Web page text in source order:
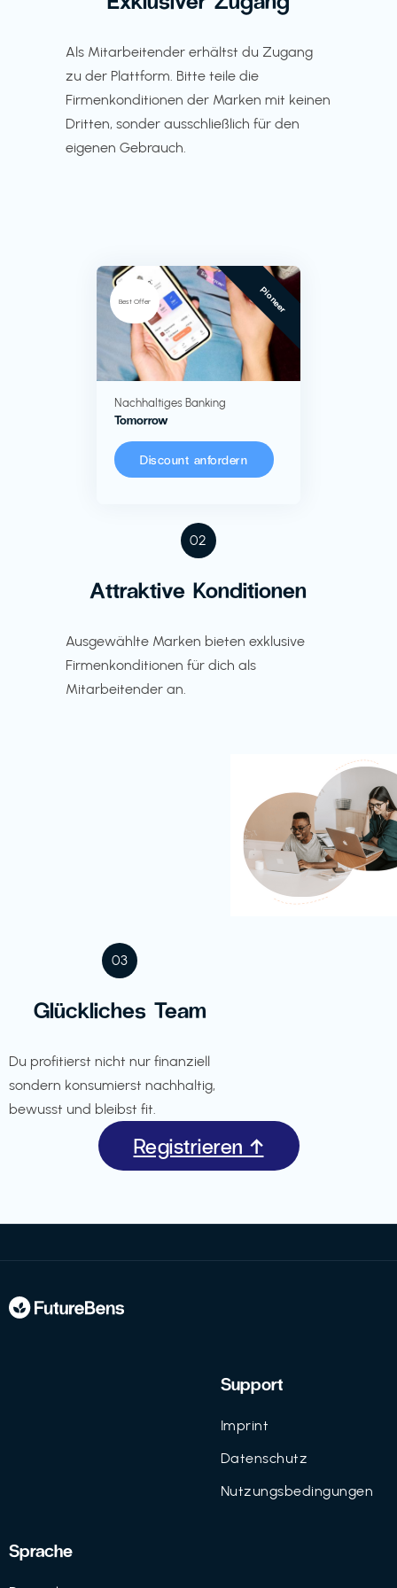
Als Mitarbeitender erhältst du Zugang
zu der Plattform. Bitte teile die
Firmenkonditionen der Marken mit keinen
Dritten, sonder ausschließlich für den
eigenen Gebrauch.
02
Attraktive Konditionen
Ausgewählte Marken bieten exklusive
Firmenkonditionen für dich als
Mitarbeitender an.
Best Offer Pioneer
Nachhaltiges Banking
Tomorrow
Discount anfordern
03
Glückliches Team
Du profitierst nicht nur finanziell
sondern konsumierst nachhaltig,
bewusst und bleibst fit.
Registrieren ↑
Support
Imprint
Datenschutz
Nutzungsbedingungen
Sprache